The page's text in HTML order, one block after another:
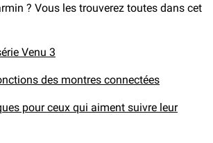
? Vous les trouverez toutes dans cet
Venu 3
des montres connectées
pour ceux qui aiment suivre leur